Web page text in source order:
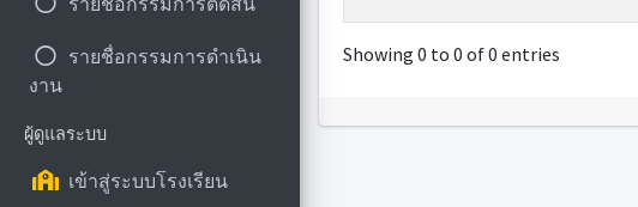
รายชื่อกรรมการดำเนิน
งาน
ผู้ดูแลระบบ
เข้าสู่ระบบโรงเรียน
Showing 0 to 0 of 0 entries